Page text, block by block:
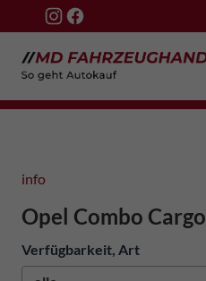
info
Opel Combo Cargo
Verfügbarkeit, Art